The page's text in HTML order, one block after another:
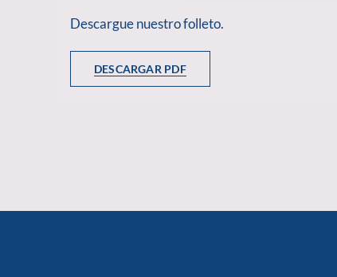
Descargue nuestro folleto.
DESCARGAR PDF